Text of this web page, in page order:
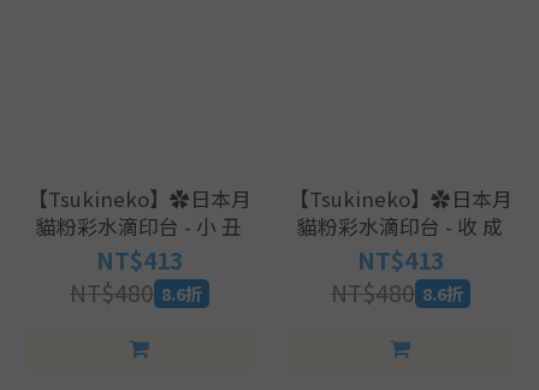
【Tsukineko】✿日本月
貓粉彩水滴印台 - 小 丑
NT$413
NT$480 8.6折
【Tsukineko】✿日本月
貓粉彩水滴印台 - 收 成
NT$413
NT$480 8.6折